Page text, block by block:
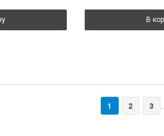
В
1 2 3